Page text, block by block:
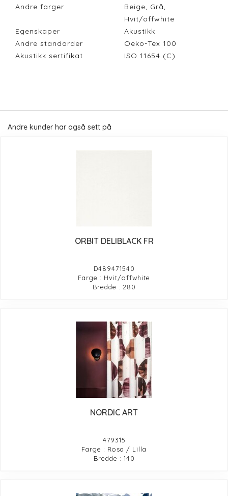
Andre farger
Beige, Grå,
Hvit/offwhite
Egenskaper
Akustikk
Andre standarder
Oeko-Tex 100
Akustikk sertifikat
ISO 11654 (C)
Andre kunder har også sett på
ORBIT DELIBLACK FR
D489471540
Farge : Hvit/offwhite
Bredde : 280
NORDIC ART
479315
Farge : Rosa / Lilla
Bredde : 140